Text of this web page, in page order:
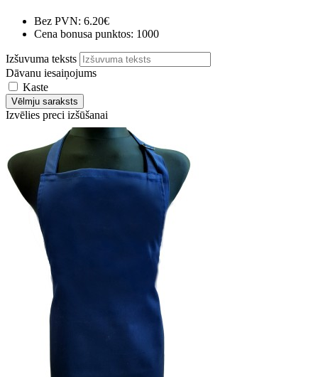
Bez PVN: 6.20€
Cena bonusa punktos: 1000
Izšuvuma teksts
Dāvanu iesaiņojums
Kaste
Vēlmju saraksts
Izvēlies preci izšūšanai